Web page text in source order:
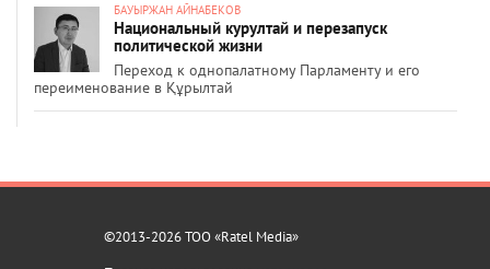
БАУЫРЖАН АЙНАБЕКОВ
Национальный курултай и перезапуск
политической жизни
Переход к однопалатному Парламенту и его
переименование в Құрылтай
©2013-2026 ТОО «Ratel Media»